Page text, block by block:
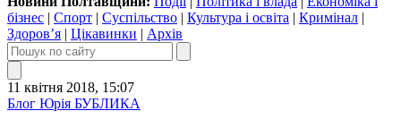
бізнес | Спорт | Суспільство | Культура і освіта | Кримінал |
Здоров’я | Цікавинки | Архів
11 квітня 2018, 15:07
Блог Юрія БУБЛИКА